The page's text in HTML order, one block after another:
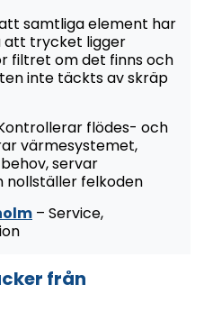
samtliga element har
att trycket ligger
filtret om det finns och
inte täckts av skräp
flödes- och
värmesystemet,
servar
nollställer felkoden
– Service,
från